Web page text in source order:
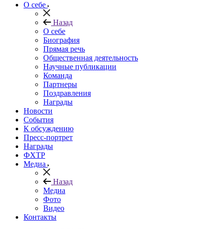
О себе
Назад
О себе
Биография
Прямая речь
Общественная деятельность
Научные публикации
Команда
Партнеры
Поздравления
Награды
Новости
События
К обсуждению
Пресс-портрет
Награды
ФХТР
Медиа
Назад
Медиа
Фото
Видео
Контакты